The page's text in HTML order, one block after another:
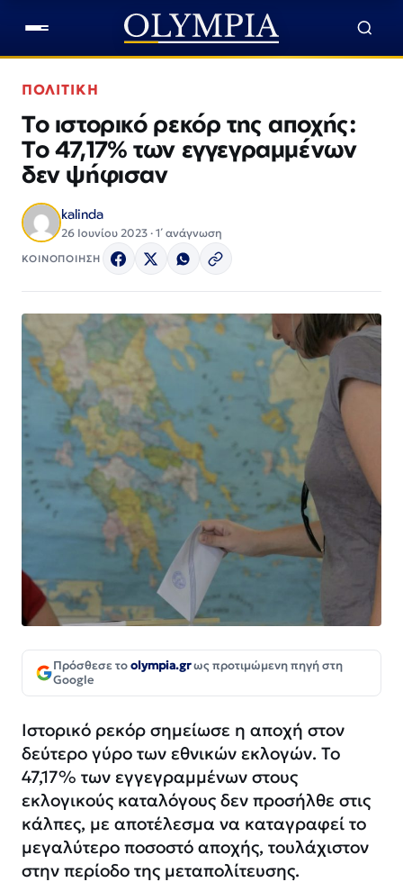
ΠΟΛΙΤΙΚΗ
Το ιστορικό ρεκόρ της αποχής:
Το 47,17% των εγγεγραμμένων
δεν ψήφισαν
kalinda
26 Ιουνίου 2023 · 1΄ ανάγνωση
ΚΟΙΝΟΠΟΙΗΣΗ
Πρόσθεσε τοolympia.grως προτιμώμενη πηγή στη
Google
Ιστορικό ρεκόρ σημείωσε η αποχή στον
δεύτερο γύρο των εθνικών εκλογών. Το
47,17% των εγγεγραμμένων στους
εκλογικούς καταλόγους δεν προσήλθε στις
κάλπες, με αποτέλεσμα να καταγραφεί το
μεγαλύτερο ποσοστό αποχής, τουλάχιστον
στην περίοδο της μεταπολίτευσης.